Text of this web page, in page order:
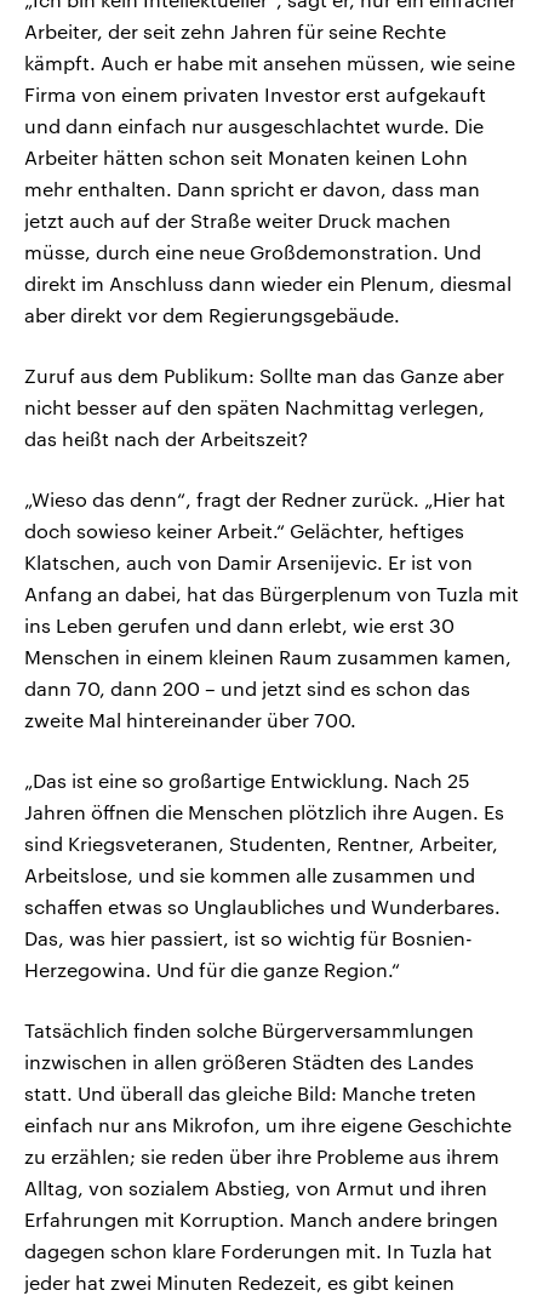
Arbeiter, der seit zehn Jahren für seine Rechte
kämpft. Auch er habe mit ansehen müssen, wie seine
Firma von einem privaten Investor erst aufgekauft
und dann einfach nur ausgeschlachtet wurde. Die
Arbeiter hätten schon seit Monaten keinen Lohn
mehr enthalten. Dann spricht er davon, dass man
jetzt auch auf der Straße weiter Druck machen
müsse, durch eine neue Großdemonstration. Und
direkt im Anschluss dann wieder ein Plenum, diesmal
aber direkt vor dem Regierungsgebäude.
Zuruf aus dem Publikum: Sollte man das Ganze aber
nicht besser auf den späten Nachmittag verlegen,
das heißt nach der Arbeitszeit?
„Wieso das denn“, fragt der Redner zurück. „Hier hat
doch sowieso keiner Arbeit.“ Gelächter, heftiges
Klatschen, auch von Damir Arsenijevic. Er ist von
Anfang an dabei, hat das Bürgerplenum von Tuzla mit
ins Leben gerufen und dann erlebt, wie erst 30
Menschen in einem kleinen Raum zusammen kamen,
dann 70, dann 200 – und jetzt sind es schon das
zweite Mal hintereinander über 700.
„Das ist eine so großartige Entwicklung. Nach 25
Jahren öffnen die Menschen plötzlich ihre Augen. Es
sind Kriegsveteranen, Studenten, Rentner, Arbeiter,
Arbeitslose, und sie kommen alle zusammen und
schaffen etwas so Unglaubliches und Wunderbares.
Das, was hier passiert, ist so wichtig für Bosnien-
Herzegowina. Und für die ganze Region.“
Tatsächlich finden solche Bürgerversammlungen
inzwischen in allen größeren Städten des Landes
statt. Und überall das gleiche Bild: Manche treten
einfach nur ans Mikrofon, um ihre eigene Geschichte
zu erzählen; sie reden über ihre Probleme aus ihrem
Alltag, von sozialem Abstieg, von Armut und ihren
Erfahrungen mit Korruption. Manch andere bringen
dagegen schon klare Forderungen mit. In Tuzla hat
jeder hat zwei Minuten Redezeit, es gibt keinen